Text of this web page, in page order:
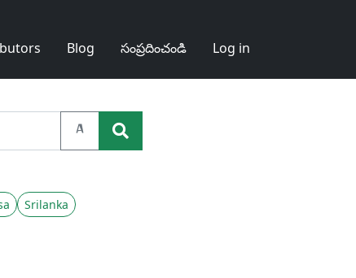
Blog సంప్రదించండి Log in
A
Srilanka